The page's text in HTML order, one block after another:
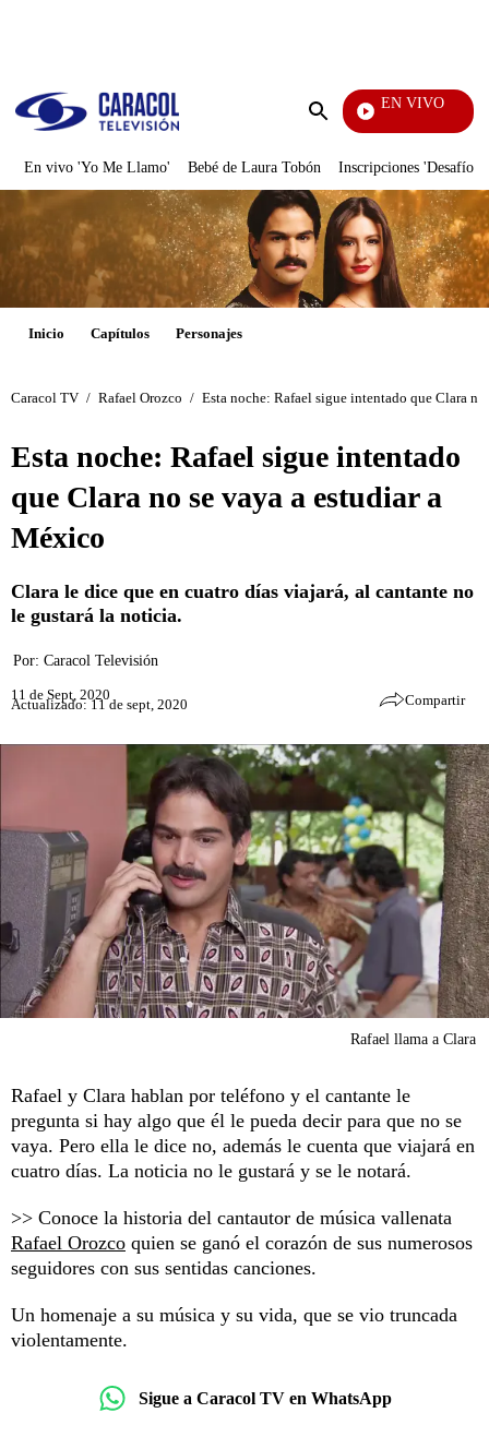
Enviar
EN VIVO
Día A Día
En vivo 'Yo Me Llamo' Bebé de Laura Tobón Inscripciones 'Desafío'
Inicio Capítulos Personajes
Caracol TV / Rafael Orozco / Esta noche: Rafael sigue intentado que Clara
Esta noche: Rafael sigue intentado
que Clara no se vaya a estudiar a
México
Clara le dice que en cuatro días viajará, al cantante no
le gustará la noticia.
Por: Caracol Televisión
11 de Sept, 2020
Actualizado: 11 de sept, 2020 Compartir
Rafael llama a Clara
Rafael y Clara hablan por teléfono y el cantante le
pregunta si hay algo que él le pueda decir para que no se
vaya. Pero ella le dice no, además le cuenta que viajará en
cuatro días. La noticia no le gustará y se le notará.
>> Conoce la historia del cantautor de música vallenata
Rafael Orozco quien se ganó el corazón de sus numerosos
seguidores con sus sentidas canciones.
Un homenaje a su música y su vida, que se vio truncada
violentamente.
Sigue a Caracol TV en WhatsApp